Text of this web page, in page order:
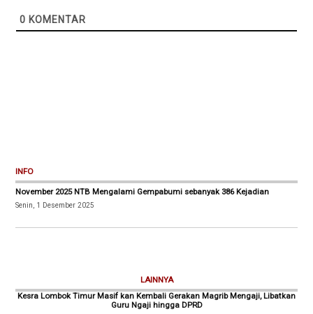
0 KOMENTAR
INFO
November 2025 NTB Mengalami Gempabumi sebanyak 386 Kejadian
Senin, 1 Desember 2025
LAINNYA
Kesra Lombok Timur Masif kan Kembali Gerakan Magrib Mengaji, Libatkan
Guru Ngaji hingga DPRD